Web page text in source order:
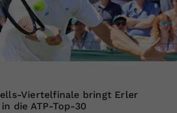
Viertelfinale bringt Erler
die ATP-Top-30